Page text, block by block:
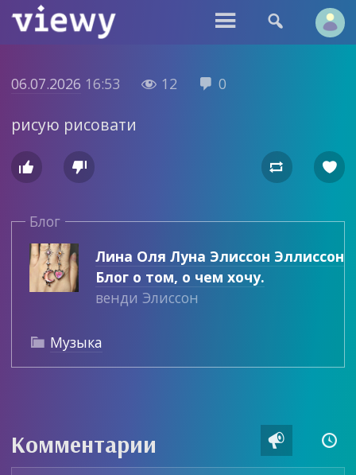
 
06.07.2026 16:53  12  0
рисую рисовати
   
Блог
Лина Оля Луна Элиссон Эллиссон
Блог о том, о чем хочу.
венди Элиссон
 Музыка
Комментарии  